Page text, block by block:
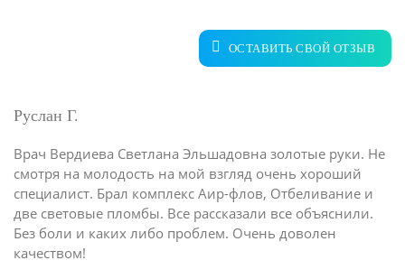
ОСТАВИТЬ СВОЙ ОТЗЫВ
Руслан Г.
Врач Вердиева Светлана Эльшадовна золотые руки. Не
смотря на молодость на мой взгляд очень хороший
специалист. Брал комплекс Аир-флов, Отбеливание и
две световые пломбы. Все рассказали все объяснили.
Без боли и каких либо проблем. Очень доволен
качеством!